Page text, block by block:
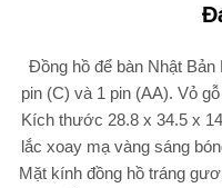
mài.
Dùng
Pin.
quantity
Đồng hồ để bàn Nhật
pin (C) và 1 pin (AA). Vỏ
Kích thước 28.8 x 34.5 x
lắc xoay mạ vàng sáng
Mặt kính đồng hồ tráng